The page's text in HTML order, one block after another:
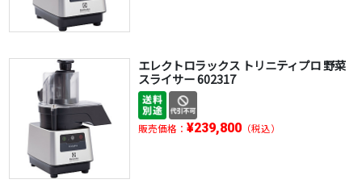
エレクトロラックス トリニティプロ 野菜
スライサー 602317
販売価格： ¥239,800（税込）